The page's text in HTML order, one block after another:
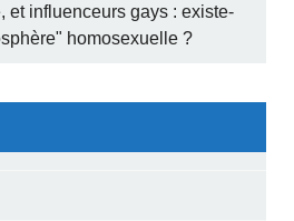
et influenceurs gays : existe-
homosexuelle ?